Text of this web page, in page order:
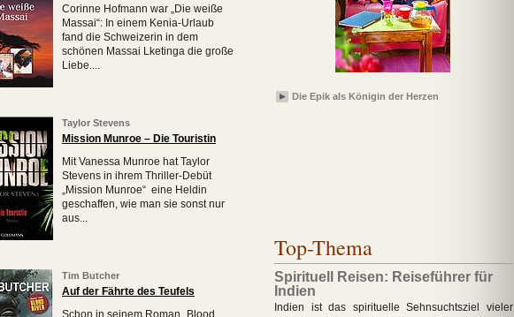
Corinne Hofmann war „Die weiße
Massai“: In einem Kenia-Urlaub
fand die Schweizerin in dem
schönen Massai Lketinga die große
Liebe....
Taylor Stevens
Mission Munroe – Die Touristin
Mit Vanessa Munroe hat Taylor
Stevens in ihrem Thriller-Debüt
„Mission Munroe“ eine Heldin
geschaffen, wie man sie sonst nur
aus...
Tim Butcher
Auf der Fährte des Teufels
Schon in seinem Roman „Blood
Die Epik als Königin der Herzen
Top-Thema
Spirituell Reisen: Reiseführer für
Indien
Indien ist das spirituelle Sehnsuchtsziel vieler